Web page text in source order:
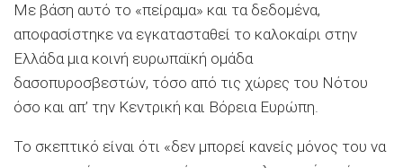
Με βάση αυτό το «πείραμα» και τα δεδομένα,
αποφασίστηκε να εγκατασταθεί το καλοκαίρι στην
Ελλάδα μια κοινή ευρωπαϊκή ομάδα
δασοπυροσβεστών, τόσο από τις χώρες του Νότου
όσο και απ’ την Κεντρική και Βόρεια Ευρώπη.
Το σκεπτικό είναι ότι «δεν μπορεί κανείς μόνος του να